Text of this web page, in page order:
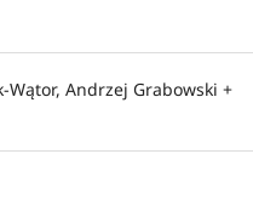
Wątor, Andrzej Grabowski +